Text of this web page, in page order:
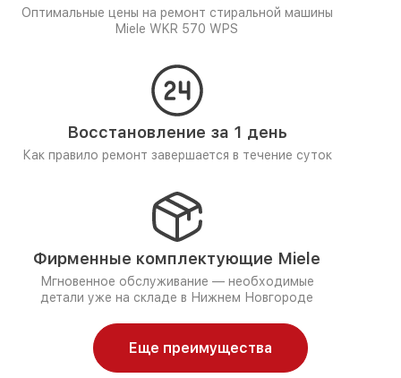
Оптимальные цены на ремонт стиральной машины
Miele WKR 570 WPS
Восстановление за 1 день
Как правило ремонт завершается в течение суток
Фирменные комплектующие Miele
Мгновенное обслуживание — необходимые
детали уже на складе в Нижнем Новгороде
Еще преимущества